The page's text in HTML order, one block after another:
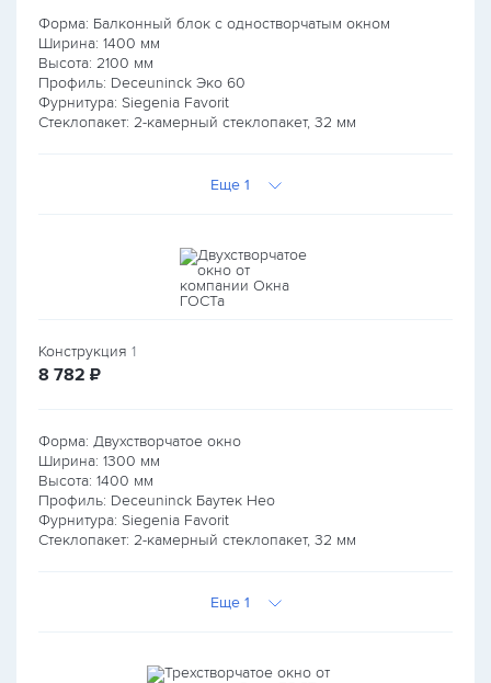
Форма: Балконный блок с одностворчатым окном
Ширина: 1400 мм
Высота: 2100 мм
Профиль: Deceuninck Эко 60
Фурнитура: Siegenia Favorit
Стеклопакет: 2-камерный стеклопакет, 32 мм
Еще 1
Конструкция 1
8 782 руб.
₽
Форма: Двухстворчатое окно
Ширина: 1300 мм
Высота: 1400 мм
Профиль: Deceuninck Баутек Нео
Фурнитура: Siegenia Favorit
Стеклопакет: 2-камерный стеклопакет, 32 мм
Еще 1